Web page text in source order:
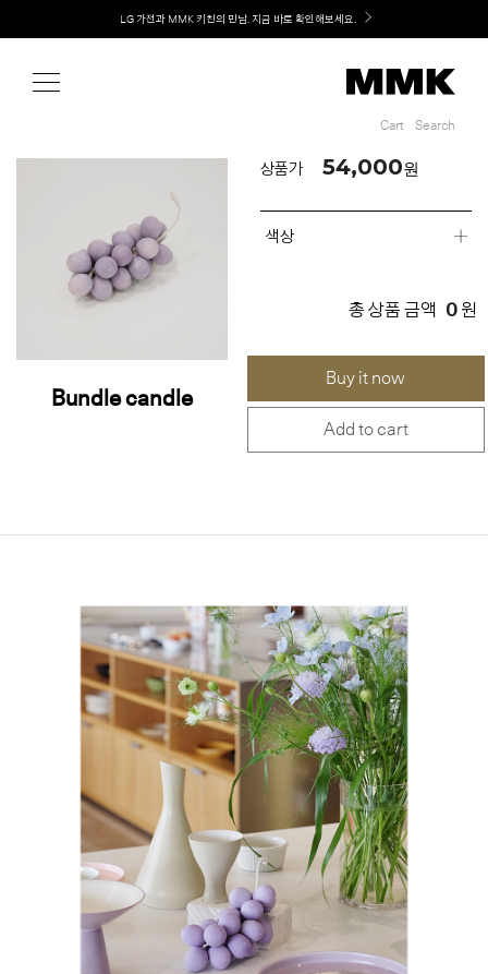
LG 가전과 MMK 키친의 만남. 지금 바로 확인해보세요.
Cart Search
Bundle candle
상품가 54,000원
색상
총 상품 금액 0 원
Buy it now
Add to cart